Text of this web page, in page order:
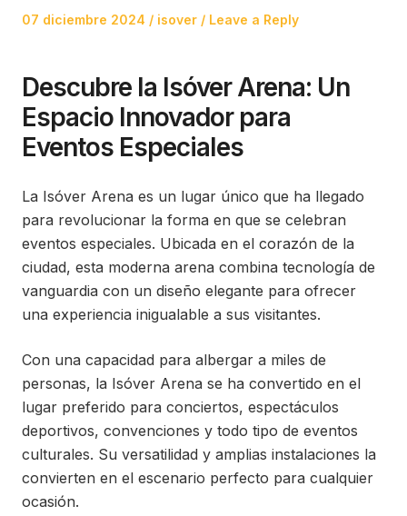
Posted
07 diciembre 2024
Posted
isover Leave a Reply
Descubre la Isóver Arena: Un
Espacio Innovador para
Eventos Especiales
La Isóver Arena es un lugar único que ha llegado
para revolucionar la forma en que se celebran
eventos especiales. Ubicada en el corazón de la
ciudad, esta moderna arena combina tecnología de
vanguardia con un diseño elegante para ofrecer
una experiencia inigualable a sus visitantes.
Con una capacidad para albergar a miles de
personas, la Isóver Arena se ha convertido en el
lugar preferido para conciertos, espectáculos
deportivos, convenciones y todo tipo de eventos
culturales. Su versatilidad y amplias instalaciones la
convierten en el escenario perfecto para cualquier
ocasión.